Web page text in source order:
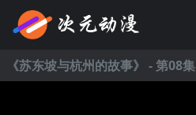
《苏东坡与杭州的故事》 - 第08集